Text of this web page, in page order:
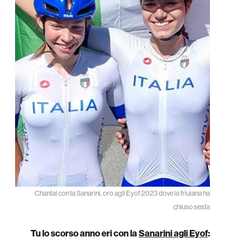
Chantal con la Sanarini, oro agli Eyof 2023 dove la friulana ha
chiuso sesta
Tu lo scorso anno eri con laSanarini agli Eyof: